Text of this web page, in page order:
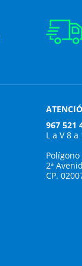
967 521
L a V 8
2ª
CP.